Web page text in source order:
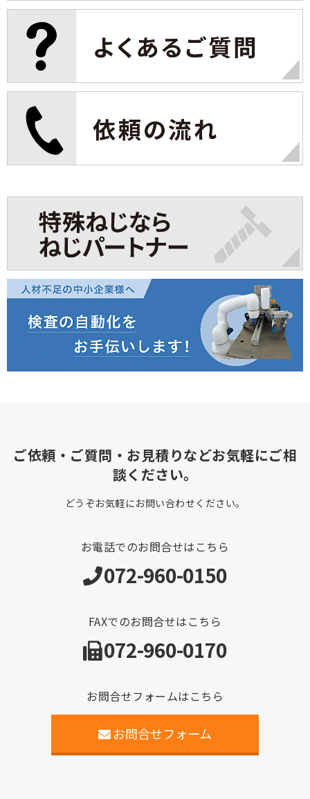
ご依頼・ご質問・お見積りなどお気軽にご相
談ください。
どうぞお気軽にお問い合わせください。
お電話でのお問合せはこちら
072-960-0150
FAXでのお問合せはこちら
072-960-0170
お問合せフォームはこちら
お問合せフォーム